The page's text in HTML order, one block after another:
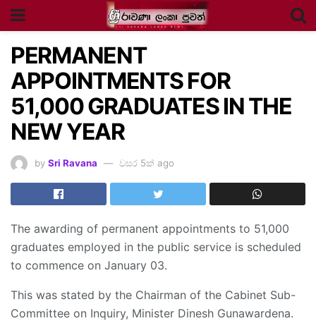
PERMANENT
APPOINTMENTS FOR
51,000 GRADUATES IN THE
NEW YEAR
by Sri Ravana වසර 5ක් ago
The awarding of permanent appointments to 51,000
graduates employed in the public service is scheduled
to commence on January 03.
This was stated by the Chairman of the Cabinet Sub-
Committee on Inquiry, Minister Dinesh Gunawardena.